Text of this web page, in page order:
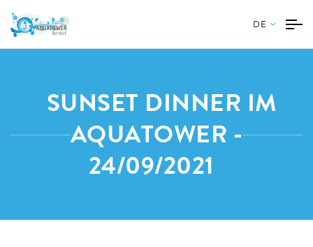
DE
SUNSET DINNER IM
AQUATOWER -
24/09/2021